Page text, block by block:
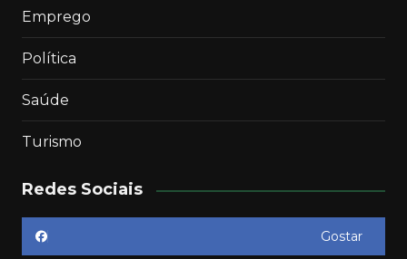
Emprego
Política
Saúde
Turismo
Redes Sociais
Gostar